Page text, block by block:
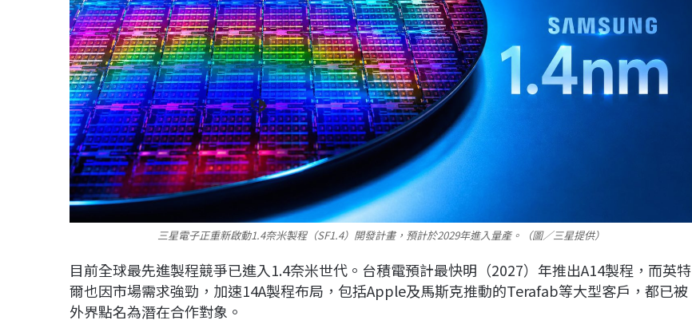
三星電子正重新啟動1.4奈米製程（SF1.4）開發計畫，預計於2029年進入量產。（圖／三星提供）
目前全球最先進製程競爭已進入1.4奈米世代。台積電預計最快明（2027）年推出A14製程，而英特
爾也因市場需求強勁，加速14A製程布局，包括Apple及馬斯克推動的Terafab等大型客戶，都已被
外界點名為潛在合作對象。